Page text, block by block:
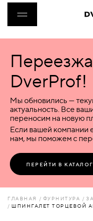
ДВЕРИ
ФУРНИТУРА
ВОРОТА
ПЕРЕГОРОДКИ
DverProf!
Мы обновились —
актуальность. Все
переносим на новую
Если вашей компании
нам, мы поможем с
ПЕРЕЙТИ В КАТАЛОГ
ГЛАВНАЯ ФУРНИТУРА
ШПИНГАЛЕТ ТОРЦЕВОЙ